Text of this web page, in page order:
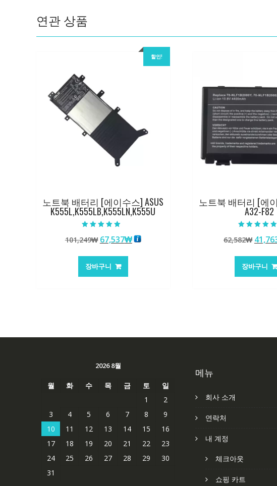
연관 상품
할인!
노트북 배터리 [에이수스] ASUS
K555L,K555LB,K555LN,K555U
5.00
로 평가됨
101,249₩ 원
가
격:
67,537₩현
장바구니
노트북 배터리 [에
A32-F82
5.00
로 평가됨
62,582₩ 원
가
격:
장바구니
2026 8월
월 화 수 목 금 토
일
1
2
3
4 5 6 7 8
9
10
11 12 13 14 15
16
17
18 19 20 21 22
23
24
25 26 27 28 29
30
31
메뉴
회사 소개
연락처
내 계정
체크아웃
쇼핑 카트